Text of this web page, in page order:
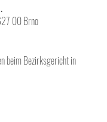
00 Brno
beim Bezirksgericht in